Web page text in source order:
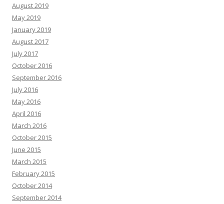
August 2019
May 2019
January 2019
August 2017
July 2017
October 2016
September 2016
July 2016
May 2016
April 2016
March 2016
October 2015
June 2015
March 2015
February 2015
October 2014
September 2014